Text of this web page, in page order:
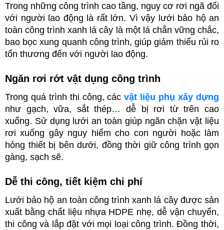
Trong những công trình cao tầng, nguy cơ rơi ngã đối
với người lao động là rất lớn. Vì vậy lưới bảo hộ an
toàn công trình xanh lá cây là một lá chắn vững chắc,
bao bọc xung quanh công trình, giúp giảm thiểu rủi ro
tổn thương đến với người lao động.
Ngăn rơi rớt vật dụng công trình
Trong quá trình thi công, các vật liệu phụ xây dựng
như gạch, vữa, sắt thép… dễ bị rơi từ trên cao
xuống. Sử dụng lưới an toàn giúp ngăn chặn vật liệu
rơi xuống gây nguy hiểm cho con người hoặc làm
hỏng thiết bị bên dưới, đồng thời giữ công trình gọn
gàng, sạch sẽ.
Dễ thi công, tiết kiệm chi phí
Lưới bảo hộ an toàn công trình xanh lá cây được sản
xuất bằng chất liệu nhựa HDPE nhẹ, dễ vận chuyển,
thi công và lắp đặt với mọi loại công trình. Đồng thời,